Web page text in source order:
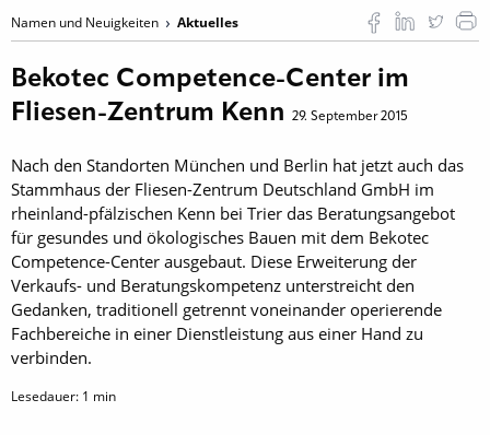
Namen und Neuigkeiten Aktuelles
Bekotec Competence-Center im
Fliesen-Zentrum Kenn
29. September 2015
Nach den Standorten München und Berlin hat jetzt auch das
Stammhaus der Fliesen-Zentrum Deutschland GmbH im
rheinland-pfälzischen Kenn bei Trier das Beratungsangebot
für gesundes und ökologisches Bauen mit dem Bekotec
Competence-Center ausgebaut. Diese Erweiterung der
Verkaufs- und Beratungskompetenz unterstreicht den
Gedanken, traditionell getrennt voneinander operierende
Fachbereiche in einer Dienstleistung aus einer Hand zu
verbinden.
Lesedauer: 1 min